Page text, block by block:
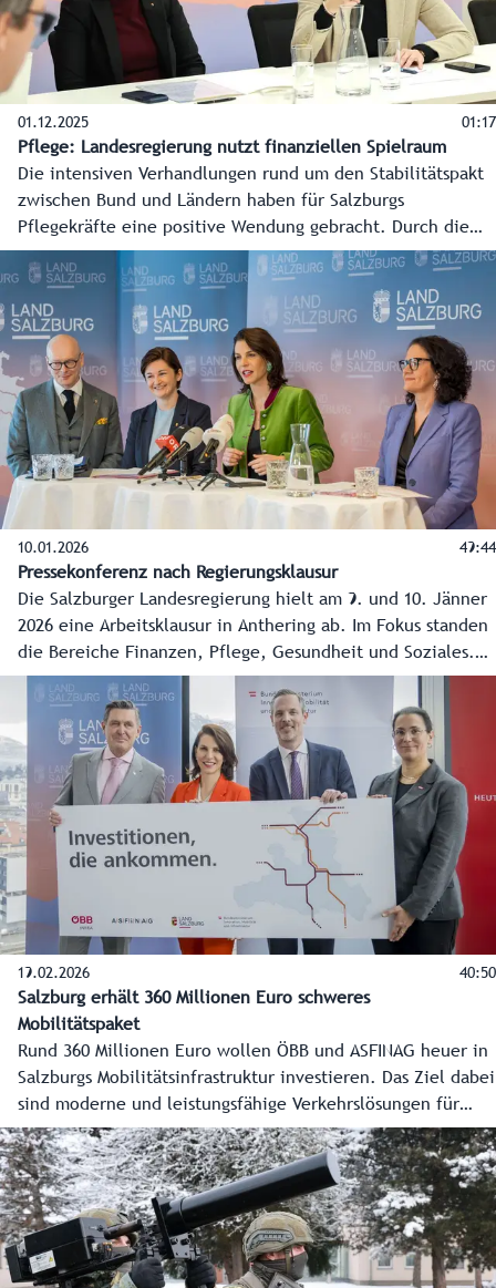
01.12.2025 01:17
Pflege: Landesregierung nutzt finanziellen Spielraum
Die intensiven Verhandlungen rund um den Stabilitätspakt
zwischen Bund und Ländern haben für Salzburgs
Pflegekräfte eine positive Wendung gebracht. Durch die
Möglichkeit, mehr Schulden aufzunehmen, kann das Land
den Pflegebonus bis Ende Juni 2026 weiter ausbezahlen.
Das haben heute Landeshauptfrau Karoline Edtstadler und
Landeshauptfrau-Stellvertreterin Marlene Svazek
bekanntgegeben.
10.01.2026 49:44
Pressekonferenz nach Regierungsklausur
Die Salzburger Landesregierung hielt am 9. und 10. Jänner
2026 eine Arbeitsklausur in Anthering ab. Im Fokus standen
die Bereiche Finanzen, Pflege, Gesundheit und Soziales.
Im Anschluss wurden die Ergebnisse im Rahmen einer
Pressekonferenz präsentiert.
19.02.2026 40:50
Salzburg erhält 360 Millionen Euro schweres
Mobilitätspaket
Rund 360 Millionen Euro wollen ÖBB und ASFINAG heuer in
Salzburgs Mobilitätsinfrastruktur investieren. Das Ziel dabei
sind moderne und leistungsfähige Verkehrslösungen für
Bus, Bahn und Straße. Die Details des 360 Millionen Euro
schweren Mobilitätspakets für Salzburg haben
Landeshauptfrau Karoline Edtstadler und Verkehrsminister
Peter Hanke gemeinsam mit ÖBB und ASFINAG in einer
Pressekonferenz präsentiert.